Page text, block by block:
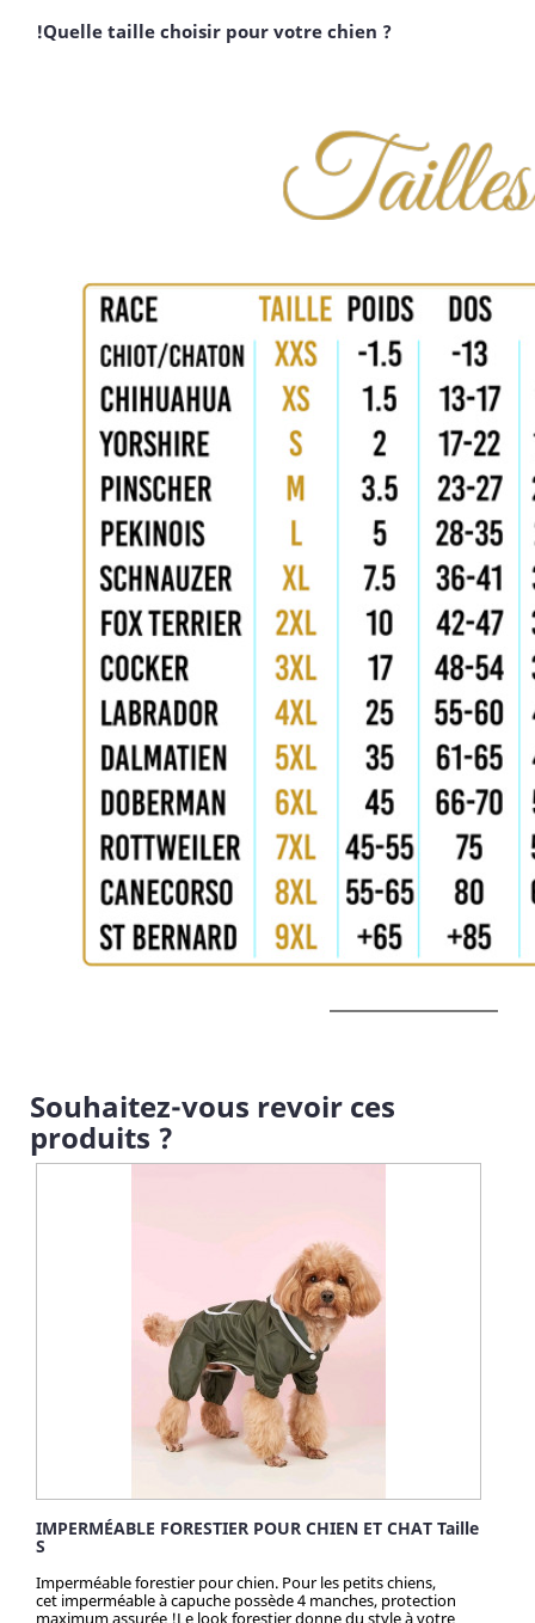
!Quelle taille choisir pour votre chien ?
Souhaitez-vous revoir ces
produits ?
IMPERMÉABLE FORESTIER POUR CHIEN ET CHAT Taille
S
Imperméable forestier pour chien. Pour les petits chiens,
cet imperméable à capuche possède 4 manches, protection
maximum assurée !Le look forestier donne du style à votre